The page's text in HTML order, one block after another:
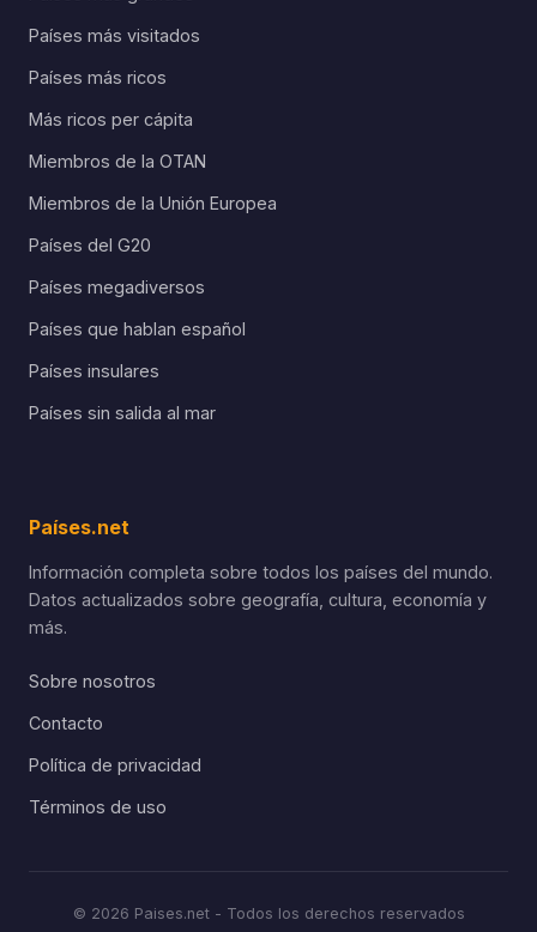
Países más visitados
Países más ricos
Más ricos per cápita
Miembros de la OTAN
Miembros de la Unión Europea
Países del G20
Países megadiversos
Países que hablan español
Países insulares
Países sin salida al mar
Países.net
Información completa sobre todos los países del mundo.
Datos actualizados sobre geografía, cultura, economía y
más.
Sobre nosotros
Contacto
Política de privacidad
Términos de uso
© 2026 Paises.net - Todos los derechos reservados